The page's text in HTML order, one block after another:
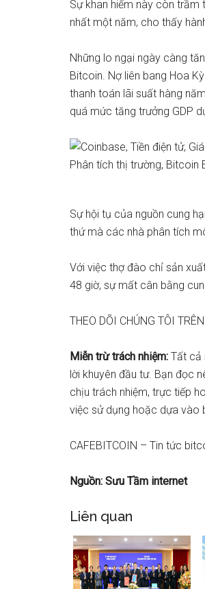
Sự khan hiếm này còn trầm
nhất một năm, cho thấy
Những lo ngại ngày càng
Bitcoin. Nợ liên bang Hoa
thanh toán lãi suất hàng
quá mức tăng trưởng GDP
Sự hội tụ của nguồn cung
thứ mà các nhà phân tích
Với việc thợ đào chỉ sản
48 giờ, sự mất cân bằng
THEO DÕI CHÚNG TÔI TRÊN
Miễn trừ trách nhiệm: Tất cả
lời khuyên đầu tư. Bạn đọc
chịu trách nhiệm, trực tiếp
việc sử dụng hoặc dựa vào
CAFEBITCOIN – Tin tức
Nguồn: Sưu Tầm internet
Liên quan